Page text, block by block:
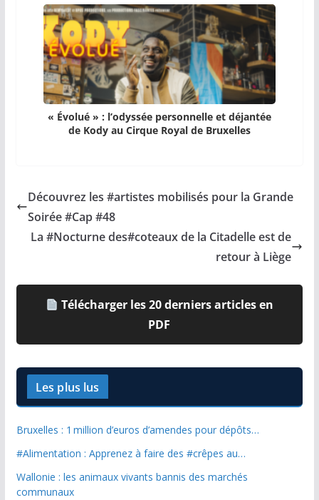
« Évolué » : l’odyssée personnelle et déjantée
de Kody au Cirque Royal de Bruxelles
Découvrez les #artistes mobilisés pour la Grande
Soirée #Cap #48
La #Nocturne des#coteaux de la Citadelle est de
retour à Liège
Télécharger les 20 derniers articles en
PDF
Les plus lus
Bruxelles : 1 million d’euros d’amendes pour dépôts…
#Alimentation : Apprenez à faire des #crêpes au…
Wallonie : les animaux vivants bannis des marchés
communaux